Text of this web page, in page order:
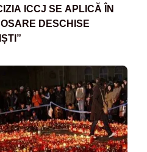
ICCJ SE APLICĂ ÎN
DESCHISE